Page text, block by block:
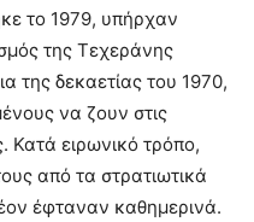
το 1979, υπήρχαν
της Τεχεράνης
της δεκαετίας του 1970,
να ζουν στις
Κατά ειρωνικό τρόπο,
από τα στρατιωτικά
έφταναν καθημερινά.